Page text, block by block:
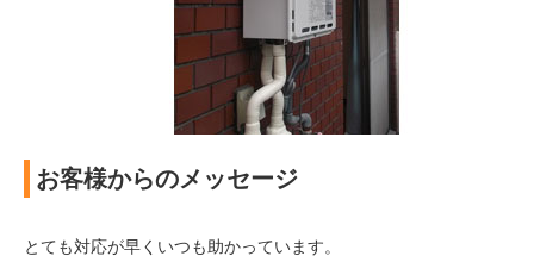
お客様からのメッセージ
とても対応が早くいつも助かっています。